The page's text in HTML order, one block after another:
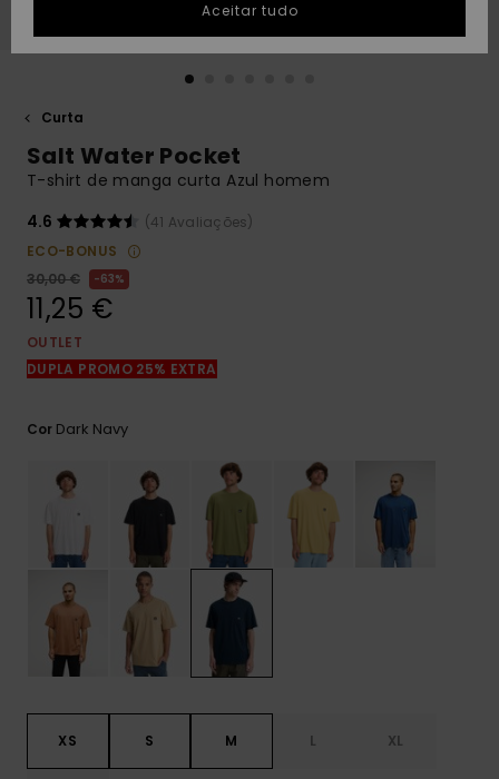
conversa para
obteres a
resposta mais
rápida à tua
conversa
respostas
para as
contacto.
PRESENTE
DESEJO
Curta
Salt Water Pocket
T-shirt de manga curta Azul homem
4.6
(41 Avaliações)
ECO-BONUS
30,00 €
63%
11,25 €
OUTLET
DUPLA PROMO 25% EXTRA
Cor Dark Navy
XS S M L XL
Aceitar tudo